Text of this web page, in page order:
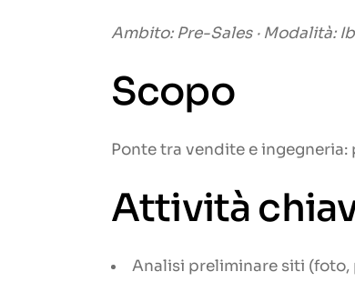
Ambito: Pre-Sales · Modalità:
Scopo
Ponte tra vendite e
Attività
Analisi preliminare siti